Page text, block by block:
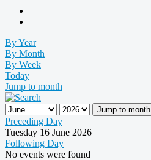
By Year
By Month
By Week
Today
Jump to month
Jump to month
Preceding Day
Tuesday 16 June 2026
Following Day
No events were found